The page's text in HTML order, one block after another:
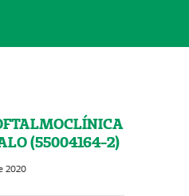
(55004164-2)
2020